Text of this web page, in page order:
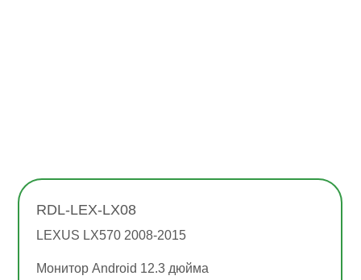
Монитор Android 12.3 дюйма
RDL-LEX-LX08
LEXUS LX570 2008-2015